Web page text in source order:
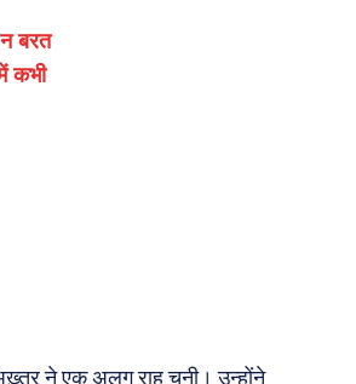
बरत
कभी
ने एक अलग राह चुनी। उन्होंने